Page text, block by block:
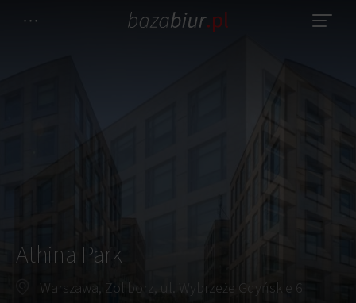
Athina Park
Warszawa, Żoliborz, ul. Wybrzeże Gdyńskie 6